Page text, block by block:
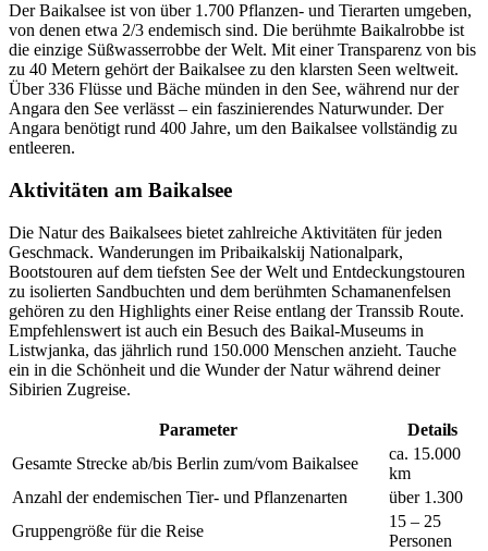
Der Baikalsee ist von über 1.700 Pflanzen- und Tierarten umgeben,
von denen etwa 2/3 endemisch sind. Die berühmte Baikalrobbe ist
die einzige Süßwasserrobbe der Welt. Mit einer Transparenz von bis
zu 40 Metern gehört der Baikalsee zu den klarsten Seen weltweit.
Über 336 Flüsse und Bäche münden in den See, während nur der
Angara den See verlässt – ein faszinierendes Naturwunder. Der
Angara benötigt rund 400 Jahre, um den Baikalsee vollständig zu
entleeren.
Aktivitäten am Baikalsee
Die Natur des Baikalsees bietet zahlreiche Aktivitäten für jeden
Geschmack. Wanderungen im Pribaikalskij Nationalpark,
Bootstouren auf dem tiefsten See der Welt und Entdeckungstouren
zu isolierten Sandbuchten und dem berühmten Schamanenfelsen
gehören zu den Highlights einer Reise entlang der Transsib Route.
Empfehlenswert ist auch ein Besuch des Baikal-Museums in
Listwjanka, das jährlich rund 150.000 Menschen anzieht. Tauche
ein in die Schönheit und die Wunder der Natur während deiner
Sibirien Zugreise.
Parameter
Details
Gesamte Strecke ab/bis Berlin zum/vom Baikalsee
ca. 15.000
km
Anzahl der endemischen Tier- und Pflanzenarten
über 1.300
Gruppengröße für die Reise
15 – 25
Personen